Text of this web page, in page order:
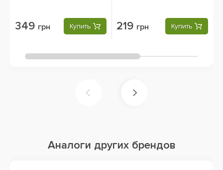
349 грн Купить 219 грн Купить
Аналоги других брендов